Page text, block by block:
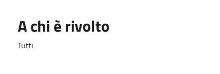
A chi è rivolto
Tutti